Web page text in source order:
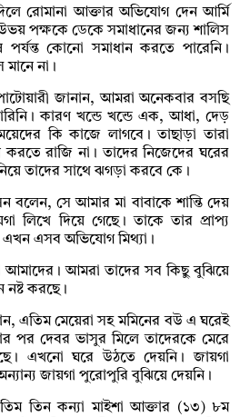
রোমানা আক্তার অভিযোগ দেন আর্মি
পক্ষকে ডেকে সমাধানের জন্য শালিস
পর্যন্ত কোনো সমাধান করতে পারেনি।
মানে না।
জানান, আমরা অনেকবার বসছি
কারণ খন্ডে খন্ডে এক, আধা, দেড়
কি কাজে লাগবে। তাছাড়া তারা
রাজি না। তাদের নিজেদের ঘরের
তাদের সাথে ঝগড়া করবে কে।
বলেন, সে আমার মা বাবাকে শান্তি দেয়
লিখে দিয়ে গেছে। তাকে তার প্রাপ্য
এখন এসব অভিযোগ মিথ্যা।
আমাদের। আমরা তাদের সব কিছু বুঝিয়ে
নষ্ট করছে।
এতিম মেয়েরা সহ মমিনের বউ এ ঘরেই
পর দেবর ভাসুর মিলে তাদেরকে মেরে
এখনো ঘরে উঠতে দেয়নি। জায়গা
জায়গা পুরোপুরি বুঝিয়ে দেয়নি।
তিন কন্যা মাইশা আক্তার (১৩) ৮ম